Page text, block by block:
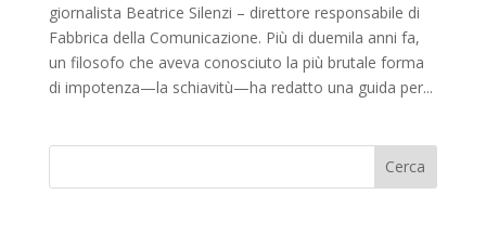
giornalista Beatrice Silenzi – direttore responsabile di
Fabbrica della Comunicazione. Più di duemila anni fa,
un filosofo che aveva conosciuto la più brutale forma
di impotenza—la schiavitù—ha redatto una guida per...